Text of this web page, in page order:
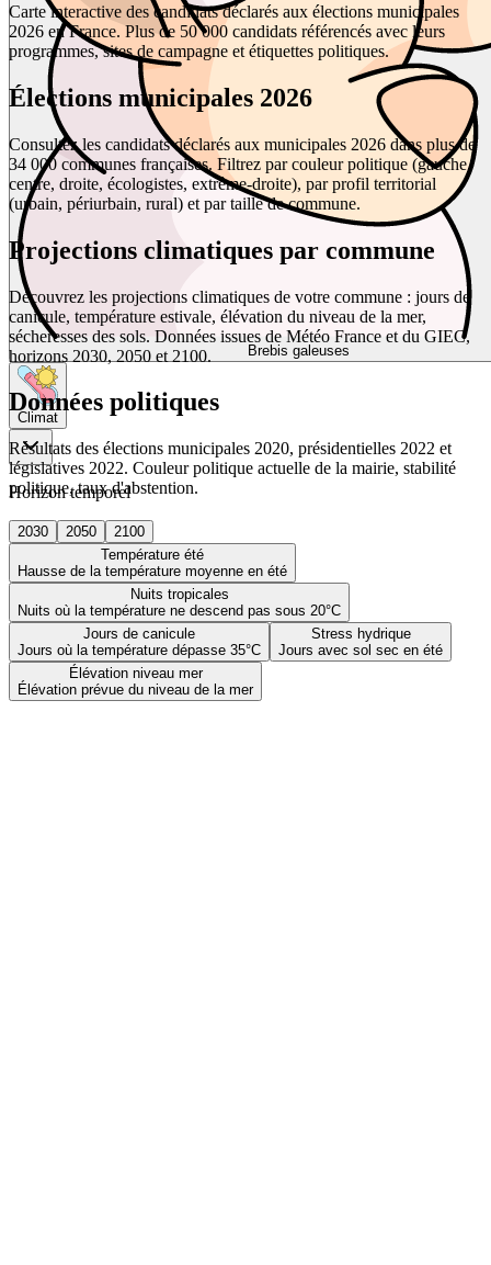
Brebis galeuses
Climat
Horizon temporel
2030 2050
2100
Température été
Hausse de la température moyenne en été
Nuits tropicales
Nuits où la température ne descend pas sous 20°C
Jours de canicule
Jours où la température dépasse 35°C
Stress hydrique
Jours avec sol sec en été
Élévation niveau mer
Élévation prévue du niveau de la mer
Carte interactive des candidats déclarés aux élections municipales
2026 en France. Plus de 50 000 candidats référencés avec leurs
programmes, sites de campagne et étiquettes politiques.
Élections municipales 2026
Consultez les candidats déclarés aux municipales 2026 dans plus de
34 000 communes françaises. Filtrez par couleur politique (gauche,
centre, droite, écologistes, extrême-droite), par profil territorial
(urbain, périurbain, rural) et par taille de commune.
Projections climatiques par commune
Découvrez les projections climatiques de votre commune : jours de
canicule, température estivale, élévation du niveau de la mer,
sécheresses des sols. Données issues de Météo France et du GIEC,
horizons 2030, 2050 et 2100.
Données politiques
Résultats des élections municipales 2020, présidentielles 2022 et
législatives 2022. Couleur politique actuelle de la mairie, stabilité
politique, taux d'abstention.